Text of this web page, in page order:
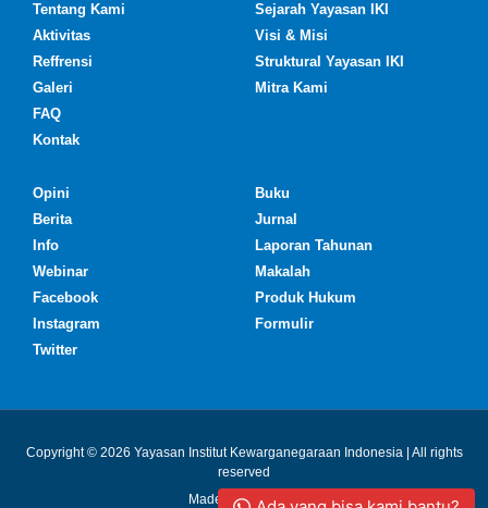
Tentang Kami
Aktivitas
Reffrensi
Galeri
FAQ
Kontak
Sejarah Yayasan IKI
Visi & Misi
Struktural Yayasan IKI
Mitra Kami
Opini
Berita
Info
Webinar
Facebook
Instagram
Twitter
Buku
Jurnal
Laporan Tahunan
Makalah
Produk Hukum
Formulir
Copyright © 2026 Yayasan Institut Kewarganegaraan Indonesia | All rights
reserved
Made with ❤ by IKI